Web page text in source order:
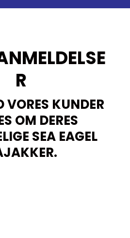
R
KUNDER
OM DERES
SEA EAGEL